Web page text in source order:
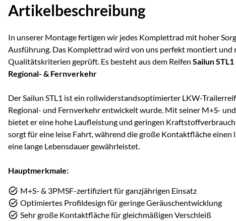
Artikelbeschreibung
In unserer Montage fertigen wir jedes Komplettrad mit hoher
Ausführung. Das Komplettrad wird von uns perfekt montiert und
Qualitätskriterien geprüft. Es besteht aus dem Reifen Sailun
Regional- & Fernverkehr
Der Sailun STL1 ist ein rollwiderstandsoptimierter LKW-
Regional- und Fernverkehr entwickelt wurde. Mit seiner M+S-
bietet er eine hohe Laufleistung und geringen
sorgt für eine leise Fahrt, während die große Kontaktfläche einen
eine lange Lebensdauer gewährleistet.
Hauptmerkmale:
M+S- & 3PMSF-zertifiziert für ganzjährigen Einsatz
Optimiertes Profildesign für geringe Geräuschentwicklung
Sehr große Kontaktfläche für gleichmäßigen Verschleiß